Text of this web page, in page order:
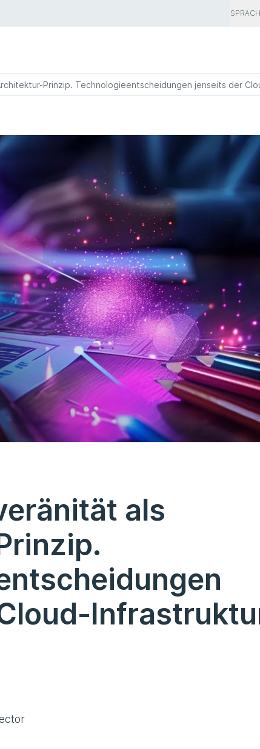
Prinzip. Technologieentscheidungen jenseits der
als